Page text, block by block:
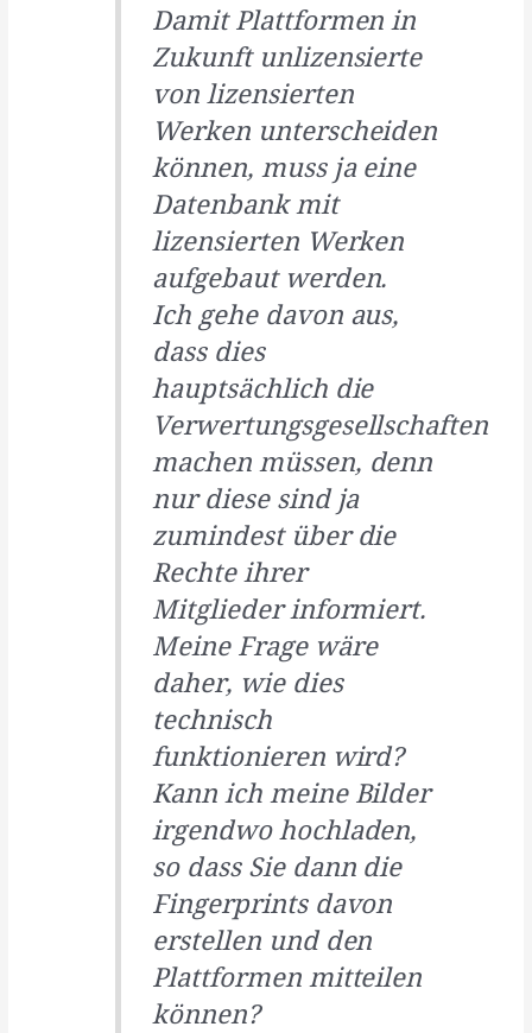
Damit Plattformen in
Zukunft unlizensierte
von lizensierten
Werken unterscheiden
können, muss ja eine
Datenbank mit
lizensierten Werken
aufgebaut werden.
Ich gehe davon aus,
dass dies
hauptsächlich die
Verwertungsgesellschaften
machen müssen, denn
nur diese sind ja
zumindest über die
Rechte ihrer
Mitglieder informiert.
Meine Frage wäre
daher, wie dies
technisch
funktionieren wird?
Kann ich meine Bilder
irgendwo hochladen,
so dass Sie dann die
Fingerprints davon
erstellen und den
Plattformen mitteilen
können?